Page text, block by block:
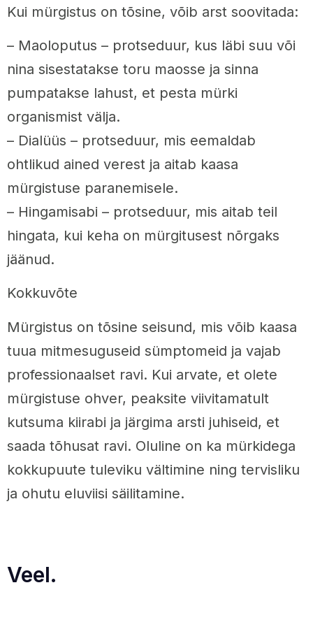
Kui mürgistus on tõsine, võib arst soovitada:
– Maoloputus – protseduur, kus läbi suu või
nina sisestatakse toru maosse ja sinna
pumpatakse lahust, et pesta mürki
organismist välja.
– Dialüüs – protseduur, mis eemaldab
ohtlikud ained verest ja aitab kaasa
mürgistuse paranemisele.
– Hingamisabi – protseduur, mis aitab teil
hingata, kui keha on mürgitusest nõrgaks
jäänud.
Kokkuvõte
Mürgistus on tõsine seisund, mis võib kaasa
tuua mitmesuguseid sümptomeid ja vajab
professionaalset ravi. Kui arvate, et olete
mürgistuse ohver, peaksite viivitamatult
kutsuma kiirabi ja järgima arsti juhiseid, et
saada tõhusat ravi. Oluline on ka mürkidega
kokkupuute tuleviku vältimine ning tervisliku
ja ohutu eluviisi säilitamine.
Veel.